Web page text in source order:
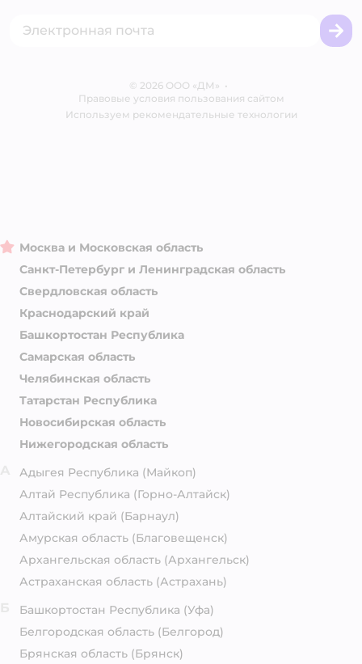
Блог
Корм для собак
© 2026 ООО «ДМ» •
Правовые условия пользования сайтом
Используем рекомендательные технологии
Москва и Московская область
Санкт-Петербург и Ленинградская область
Свердловская область
Краснодарский край
Башкортостан Республика
Самарская область
Челябинская область
Татарстан Республика
Новосибирская область
Нижегородская область
Адыгея Республика (Майкоп)
Алтай Республика (Горно-Алтайск)
Алтайский край (Барнаул)
Амурская область (Благовещенск)
Архангельская область (Архангельск)
Астраханская область (Астрахань)
Башкортостан Республика (Уфа)
Белгородская область (Белгород)
Брянская область (Брянск)